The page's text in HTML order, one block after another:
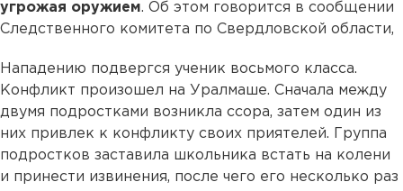
угрожая оружием. Об этом говорится в сообщении
Следственного комитета по Свердловской области,
Нападению подвергся ученик восьмого класса.
Конфликт произошел на Уралмаше. Сначала между
двумя подростками возникла ссора, затем один из
них привлек к конфликту своих приятелей. Группа
подростков заставила школьника встать на колени
и принести извинения, после чего его несколько раз